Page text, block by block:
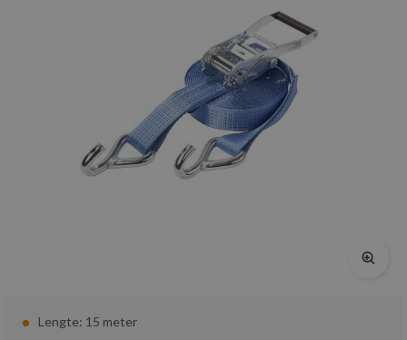
Lengte: 15 meter